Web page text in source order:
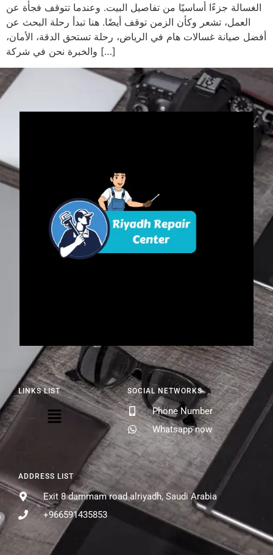
الغسالة جزءًا أساسيًا من تفاصيل البيت. وعندما تتوقف فجأة عن
العمل، تشعر وكأن الزمن توقف أيضًا. هنا تبدأ رحلة البحث عن
أفضل صيانة غسالات هام في الرياض، رحلة تستحق الدقة، الأمان،
والخبرة نحن في شركة […]
ADDRESS LIST
Exit 8 dammam road alriyadh, Saudi Arabia
+966591435853
SOCIAL NETWORKS
Phone Number
Whatsapp now
LINKS LIST